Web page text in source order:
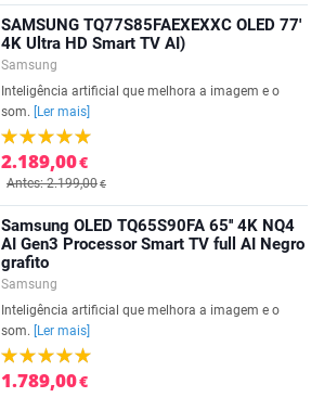
SAMSUNG TQ77S85FAEXEXXC OLED 77'
4K Ultra HD Smart TV AI)
Samsung
Inteligência artificial que melhora a imagem e o
som.
[Ler mais]
2.189,00€
Antes: 2.199,00€
Samsung OLED TQ65S90FA 65'' 4K NQ4
AI Gen3 Processor Smart TV full AI Negro
grafito
Samsung
Inteligência artificial que melhora a imagem e o
som.
[Ler mais]
1.789,00€